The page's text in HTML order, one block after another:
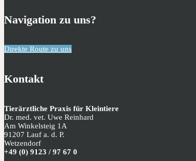
Navigation zu uns?
Direkte Route zu uns
Kontakt
Tierärztliche Praxis für Kleintiere
Dr. med. vet. Uwe Reinhard
Am Winkelsteig 1A
91207 Lauf a. d. P.
Wetzendorf
+49 (0) 9123 / 97 67 0